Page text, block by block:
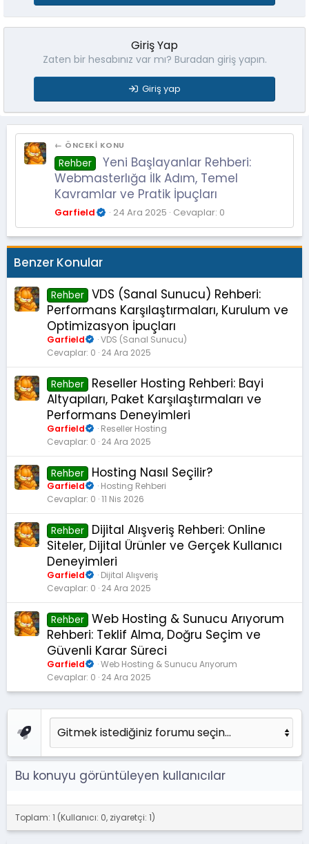
Giriş Yap
Zaten bir hesabınız var mı? Buradan giriş yapın.
Giriş yap
← ÖNCEKI KONU
Rehber
Yeni Başlayanlar Rehberi:
Webmasterlığa İlk Adım, Temel
Kavramlar ve Pratik İpuçları
Garfield 24 Ara 2025 Cevaplar: 0
Benzer Konular
Rehber VDS (Sanal Sunucu) Rehberi:
Performans Karşılaştırmaları, Kurulum ve
Optimizasyon İpuçları
Garfield
VDS (Sanal Sunucu)
Cevaplar 0 24 Ara 2025
Rehber
Reseller Hosting Rehberi: Bayi
Altyapıları, Paket Karşılaştırmaları ve
Performans Deneyimleri
Garfield
Reseller Hosting
Cevaplar 0 24 Ara 2025
Rehber Hosting Nasıl Seçilir?
Garfield
Hosting Rehberi
Cevaplar 0 11 Nis 2026
Rehber
Dijital Alışveriş Rehberi: Online
Siteler, Dijital Ürünler ve Gerçek Kullanıcı
Deneyimleri
Garfield
Dijital Alışveriş
Cevaplar 0 24 Ara 2025
Rehber Web Hosting & Sunucu Arıyorum
Rehberi: Teklif Alma, Doğru Seçim ve
Güvenli Karar Süreci
Garfield
Web Hosting & Sunucu Arıyorum
Cevaplar 0 24 Ara 2025
Bu konuyu görüntüleyen kullanıcılar
Toplam: 1 (Kullanıcı: 0, ziyaretçi: 1)